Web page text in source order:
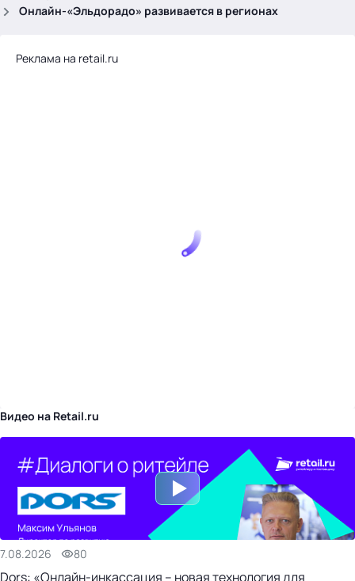
Онлайн-«Эльдорадо» развивается в регионах
Реклама на retail.ru
Видео на Retail.ru
7.08.2026 80
Dors: «Онлайн-инкассация – новая технология для